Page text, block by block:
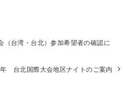
（台湾・台北）参加希望者の確認に
台北国際大会地区ナイトのご案内